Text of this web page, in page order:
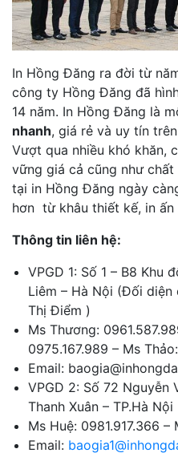
In Hồng Đăng ra đời từ
công ty Hồng Đăng đã
14 năm. In Hồng Đăng là
nhanh, giá rẻ và uy tín
Vượt qua nhiều khó khăn,
vững giá cả cũng như chất
tại in Hồng Đăng ngày
hơn từ khâu thiết kế, in ấn
Thông tin liên hệ:
VPGD 1: Số 1 – B8 Khu
Liêm – Hà Nội (Đối
Thị Điểm )
Ms Thương:
0975.167.989 – Ms
Email:
VPGD 2: Số 72 Nguyễn
Thanh Xuân – TP.Hà Nội
Ms Huệ: 0981.917.366
Email: